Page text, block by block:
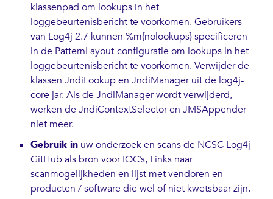
klassenpad om lookups in het
loggebeurtenisbericht te voorkomen. Gebruikers
van Log4j 2.7 kunnen %m{nolookups}specificeren
in de PatternLayout-configuratie om lookups in het
loggebeurtenisbericht te voorkomen. Verwijder de
klassen JndiLookup en JndiManageruit de log4j-
core jar. Als deJndiManagerwordt verwijderd,
werken deJndiContextSelectoren JMSAppender
niet meer.
Gebruik in uw onderzoek en scans de NCSC Log4j
GitHub als bron voor IOC’s, Links naar
scanmogelijkheden en lijst met vendoren en
producten / software die wel of niet kwetsbaar zijn.